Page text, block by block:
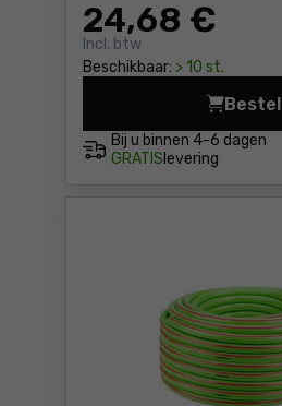
24,68 €
Incl. btw
Beschikbaar: > 10 st.
Bij u binnen 4-6 dagen
GRATIS levering
Bestel